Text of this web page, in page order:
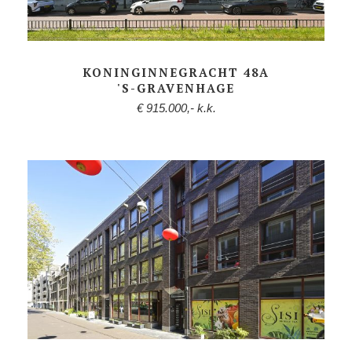
KONINGINNEGRACHT 48A
'S-GRAVENHAGE
€ 915.000,- k.k.